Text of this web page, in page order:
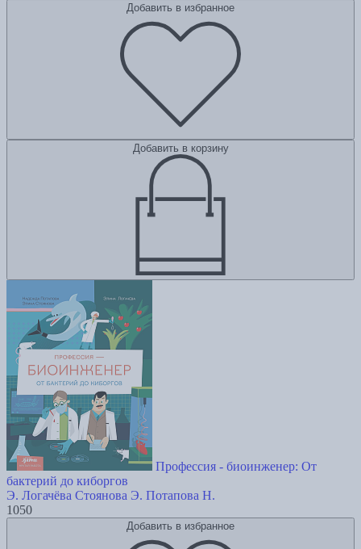
Добавить в избранное
Добавить в корзину
Профессия - биоинженер: От
бактерий до киборгов
Э. Логачёва Стоянова Э. Потапова Н.
1050
Добавить в избранное